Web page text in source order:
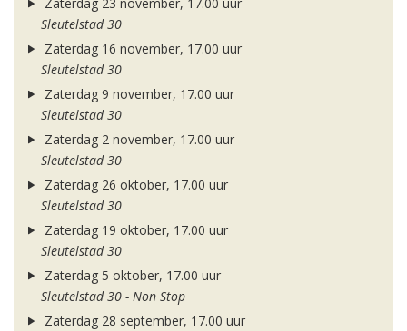
Zaterdag 23 november, 17.00 uur
Sleutelstad 30
Zaterdag 16 november, 17.00 uur
Sleutelstad 30
Zaterdag 9 november, 17.00 uur
Sleutelstad 30
Zaterdag 2 november, 17.00 uur
Sleutelstad 30
Zaterdag 26 oktober, 17.00 uur
Sleutelstad 30
Zaterdag 19 oktober, 17.00 uur
Sleutelstad 30
Zaterdag 5 oktober, 17.00 uur
Sleutelstad 30 - Non Stop
Zaterdag 28 september, 17.00 uur